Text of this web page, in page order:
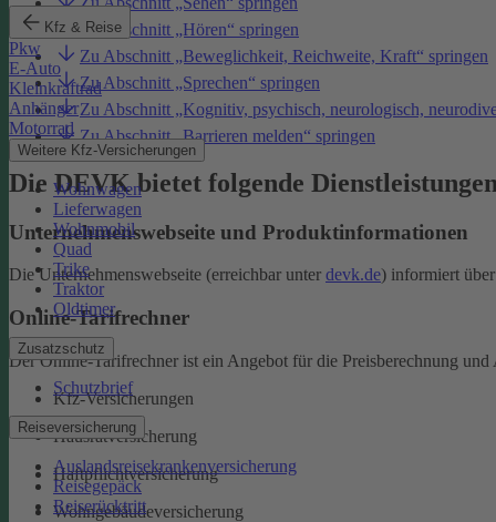
Kfz & Reise
Pkw
E-Auto
Kleinkraftrad
Anhänger
Motorrad
Weitere Kfz-Versicherungen
Wohnwagen
Lieferwagen
Wohnmobil
Quad
Trike
Traktor
Oldtimer
Zusatzschutz
Schutzbrief
Reiseversicherung
Auslandsreisekrankenversicherung
Reisegepäck
Reiserücktritt
Zu Abschnitt „Hören“ springen
Zu Abschnitt „Beweglichkeit, Reichweite, Kraft“ springen
Zu Abschnitt „Sprechen“ springen
Zu Abschnitt „Kognitiv, psychisch, neurologisch,
Zu Abschnitt „Barrieren melden“ springen
Die DEVK bietet folgende
Unternehmenswebseite und Produktinformationen
Die Unternehmenswebseite (erreichbar unter devk.de) informiert
Online-Tarifrechner
Der Online-Tarifrechner ist ein Angebot für die Preisberechnung
Kfz-Versicherungen
Hausratversicherung
Haftpflichtversicherung
Wohngebäudeversicherung